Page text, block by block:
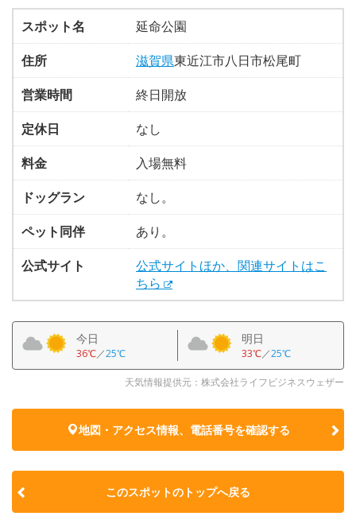
スポット名
延命公園
住所
滋賀県東近江市八日市松尾町
営業時間
終日開放
定休日
なし
料金
入場無料
ドッグラン
なし。
ペット同伴
あり。
公式サイト
公式サイトほか、関連サイトはこ
ちら
今日
36℃／25℃
明日
33℃／25℃
天気情報提供元：株式会社ライフビジネスウェザー
地図・アクセス情報、電話番号を確認する
このスポットのトップへ戻る